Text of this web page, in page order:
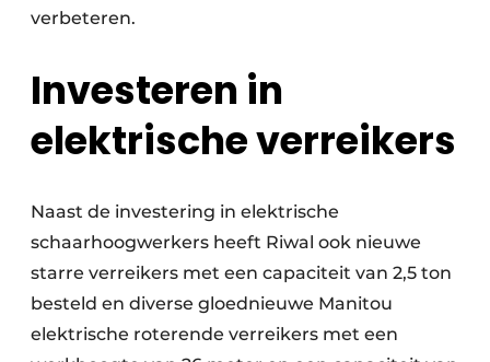
verbeteren.
Investeren in
elektrische verreikers
Naast de investering in elektrische
schaarhoogwerkers heeft Riwal ook nieuwe
starre verreikers met een capaciteit van 2,5 ton
besteld en diverse gloednieuwe Manitou
elektrische roterende verreikers met een